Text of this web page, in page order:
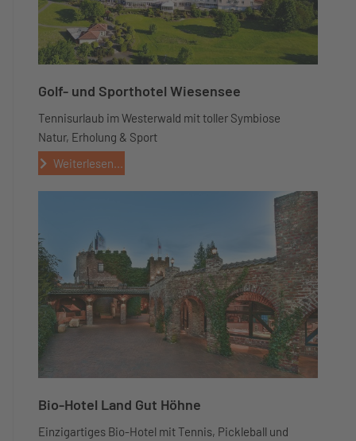
Golf- und Sporthotel Wiesensee
Tennisurlaub im Westerwald mit toller Symbiose
Natur, Erholung & Sport
Weiterlesen...
Bio-Hotel Land Gut Höhne
Einzigartiges Bio-Hotel mit Tennis, Pickleball und